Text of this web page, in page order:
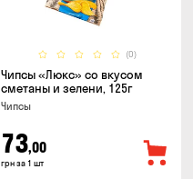
(0)
Чипсы «Люкс» со вкусом
сметаны и зелени, 125г
Чипсы
73,00
грн за 1 шт